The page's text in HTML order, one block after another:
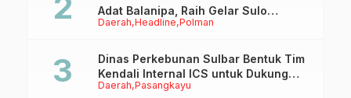
Daerah Headline Polman
Adat Balanipa, Raih Gelar Sulo
Tappidena
Daerah Pasangkayu
Dinas Perkebunan Sulbar Bentuk Tim
Kendali Internal ICS untuk Dukung
Sertifikasi ISPO Pekebun di